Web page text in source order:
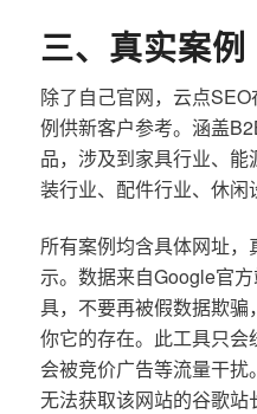
三、真实案例
除了自己官网，云点
例供新客户参考。涵盖
品，涉及到家具行业、
装行业、配件行业、休闲
所有案例均含具体网址
示。数据来自Google官
具，不要再被假数据欺
你它的存在。此工具只
会被竞价广告等流量干
无法获取该网站的谷歌